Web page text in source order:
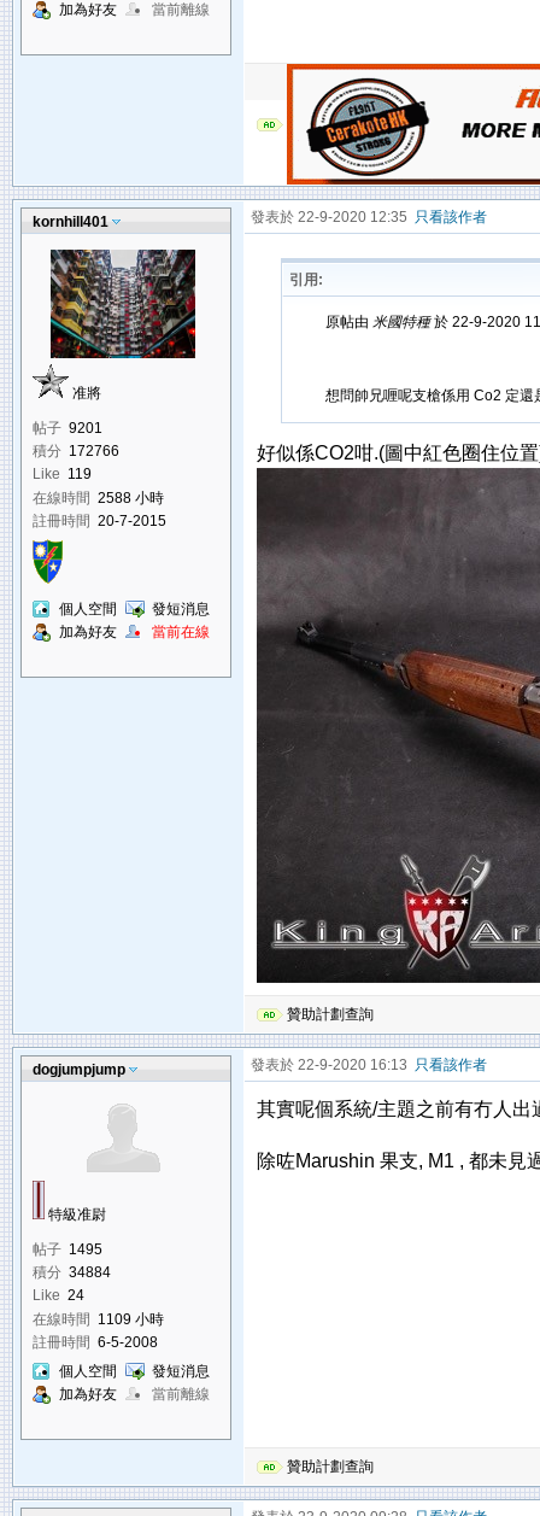
加為好友
當前離線
kornhill401
准將
帖子 9201
積分 172766
Like 119
在線時間 2588 小時
註冊時間 20-7-2015
個人空間
發短消息
加為好友
當前在線
發表於 22-9-2020 12:35 只看該作者
引用:
原帖由 米國特種於 22-9-2020
想問帥兄喱呢支槍係用 Co2 定還
好似係CO2咁.(圖中紅色圈住位
贊助計劃查詢
dogjumpjump
特級准尉
帖子 1495
積分 34884
Like 24
在線時間 1109 小時
註冊時間 6-5-2008
個人空間
發短消息
加為好友
當前離線
發表於 22-9-2020 16:13 只看該作者
其實呢個系統/主題之前有冇人出
除咗Marushin 果支, M1 , 都未見
贊助計劃查詢